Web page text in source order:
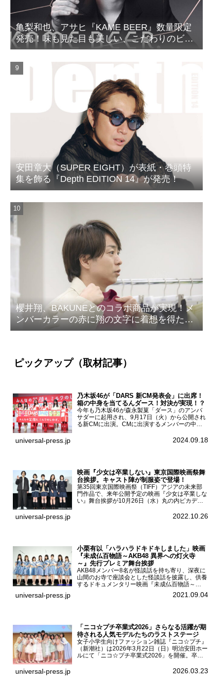
亀梨和也、アサヒ『KAME BEER』数量限定
発売！味も見た目も美しい、こだわりのビー
ルがついに完成
安田章大（SUPER EIGHT）が表紙・巻頭特
集を飾る『Depth EDITION 14』が発売！
櫻井翔、BAKUNEとのコラボ商品が実現！メ
ンバーカラーの赤に翔の文字に着想を得たデ
ザイン
ピックアップ（取材記事）
乃木坂46が「DARS 新CM発表会」に出席！
箱の中身を当てるんダース！対決が実現！？
今年も乃木坂46が森永製菓「ダース」のアンバ
サダーに起用され、9月17日（火）から公開され
る新CMに出演。CMに出演するメンバーの中か
一ノ瀬美空、菅原咲月が都内にて開催された
universal-press.jp 2024.09.18
映画『少女は卒業しない』東京国際映画祭舞
台挨拶。キャスト陣が制服姿で登場！
第35回東京国際映画祭（TIFF）アジアの未来部
門作品で、来年公開予定の映画『少女は卒業しな
い』舞台挨拶が10月26日（水）丸の内ピカデリ
宮山莉渚、中井友望、監督の中川駿が登壇。映画
universal-press.jp 2022.10.26
小栗有以「ハラハラドキドキしました」映画
『未成仏百物語～AKB48 異界への灯火寺
～』先行プレミア舞台挨拶
AKB48メンバー8名が怪談話を持ち寄り、深夜に
山間のお寺で座談会とした怪談話を披露し、供養
するドキュメンタリー映画『未成仏百物語～
AKB48異界への灯火寺～』の先行プレミア舞台
挨拶が東京・ユナイテッド・シネマ豊洲で開催さ
universal-press.jp 2021.09.04
「ニコ☆プチ卒業式2026」さらなる活躍が期
待される人気モデルたちのラストステージ
女子小学生向けファッション雑誌『ニコ☆プチ』
（新潮社）は2026年3月22日（日）明治安田ホー
ルにて「ニコ☆プチ卒業式2026」を開催。卒業
ん、末永ひなた、高梨琴乃、土井ありさ、藤田蒼
universal-press.jp 2026.03.23